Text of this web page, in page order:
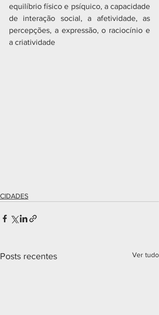
equilíbrio físico e psíquico, a capacidade
de interação social, a afetividade, as
percepções, a expressão, o raciocínio e
a criatividade
CIDADES
Posts recentes Ver tudo